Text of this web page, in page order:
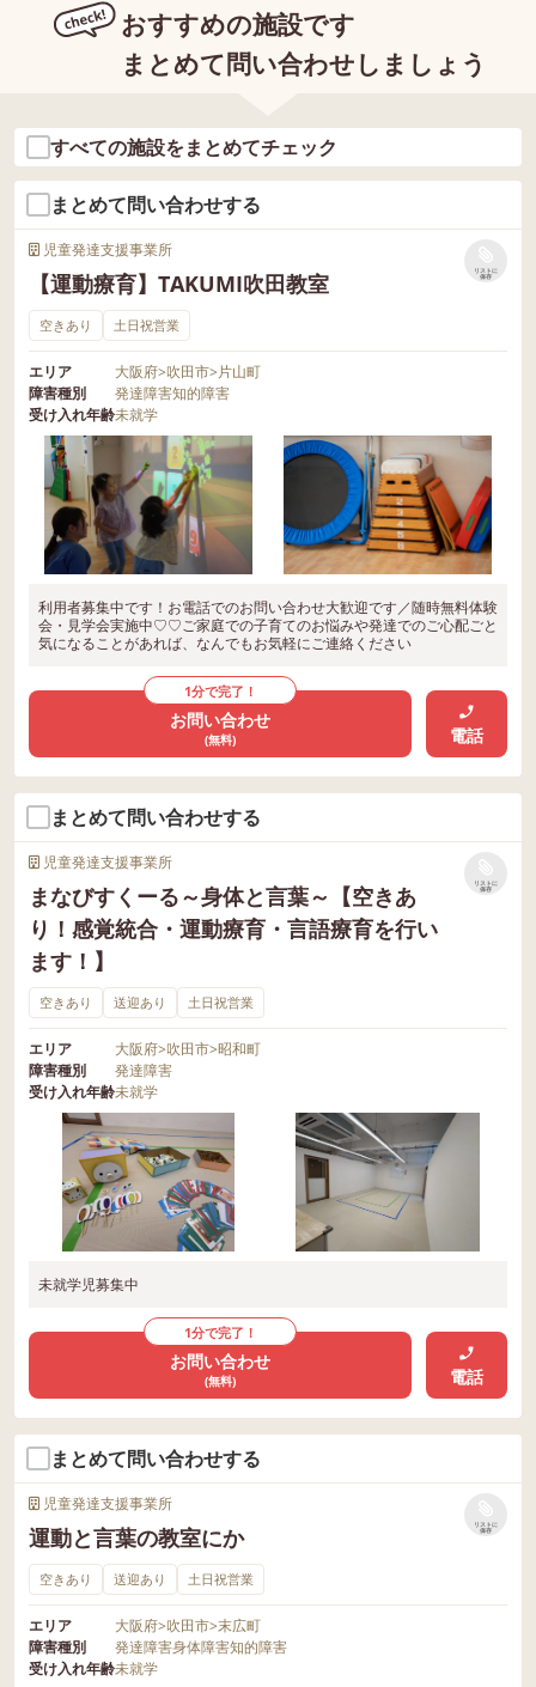
おすすめの施設です
まとめて問い合わせしましょう
すべての施設をまとめてチェック
まとめて問い合わせする
児童発達支援事業所
【運動療育】TAKUMI吹田教室
リストに
保存
空きあり 土日祝営業
エリア 大阪府>吹田市>片山町
障害種別
発達障害知的障害
受け入れ年齢未就学
利用者募集中です！お電話でのお問い合わせ大歓迎です／随時無料体験
会・見学会実施中♡♡ご家庭での子育てのお悩みや発達でのご心配ごと
気になることがあれば、なんでもお気軽にご連絡ください
1分で完了！
お問い合わせ
(無料) 電話
まとめて問い合わせする
児童発達支援事業所
まなびすくーる～身体と言葉～【空きあ
り！感覚統合・運動療育・言語療育を行い
ます！】
リストに
保存
空きあり 送迎あり 土日祝営業
エリア 大阪府>吹田市>昭和町
障害種別
発達障害
受け入れ年齢未就学
未就学児募集中
1分で完了！
お問い合わせ
(無料) 電話
まとめて問い合わせする
児童発達支援事業所
運動と言葉の教室にか
リストに
保存
空きあり 送迎あり 土日祝営業
エリア 大阪府>吹田市>末広町
障害種別
発達障害身体障害知的障害
受け入れ年齢未就学